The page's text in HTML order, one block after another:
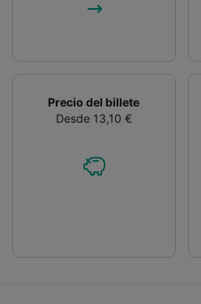
Precio del billete
Desde 13,10 €